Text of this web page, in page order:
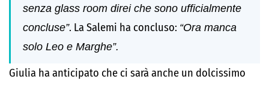
senza glass room direi che sono ufficialmente
concluse”. La Salemi ha concluso: “Ora manca
solo Leo e Marghe”.
Giulia ha anticipato che ci sarà anche un dolcissimo